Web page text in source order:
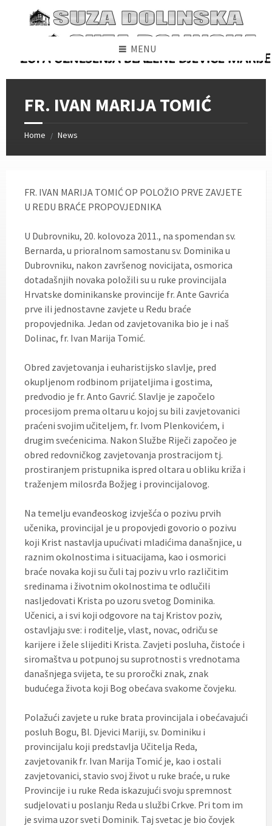
content
MENU
FR. IVAN MARIJA TOMIĆ
Home / News
FR. IVAN MARIJA TOMIĆ OP POLOŽIO PRVE ZAVJETE
U REDU BRAĆE PROPOVJEDNIKA
U Dubrovniku, 20. kolovoza 2011., na spomendan sv.
Bernarda, u prioralnom samostanu sv. Dominika u
Dubrovniku, nakon završenog novicijata, osmorica
dotadašnjih novaka položili su u ruke provincijala
Hrvatske dominikanske provincije fr. Ante Gavrića
prve ili jednostavne zavjete u Redu braće
propovjednika. Jedan od zavjetovanika bio je i naš
Dolinac, fr. Ivan Marija Tomić.
Obred zavjetovanja i euharistijsko slavlje, pred
okupljenom rodbinom prijateljima i gostima,
predvodio je fr. Anto Gavrić. Slavlje je započelo
procesijom prema oltaru u kojoj su bili zavjetovanici
praćeni svojim učiteljem, fr. Ivom Plenkovićem, i
drugim svećenicima. Nakon Službe Riječi započeo je
obred redovničkog zavjetovanja prostracijom tj.
prostiranjem pristupnika ispred oltara u obliku križa i
traženjem milosrđa Božjeg i provincijalovog.
Na temelju evanđeoskog izvješća o pozivu prvih
učenika, provincijal je u propovjedi govorio o pozivu
koji Krist nastavlja upućivati mladićima današnjice, u
raznim okolnostima i situacijama, kao i osmorici
braće novaka koji su čuli taj poziv u vrlo različitim
sredinama i životnim okolnostima te odlučili
nasljedovati Krista po uzoru svetog Dominika.
Učenici, a i svi koji odgovore na taj Kristov poziv,
ostavljaju sve: i roditelje, vlast, novac, odriču se
karijere i žele slijediti Krista. Zavjeti posluha, čistoće i
siromaštva u potpunoj su suprotnosti s vrednotama
današnjega svijeta, te su proročki znak, znak
budućega života koji Bog obećava svakome čovjeku.
Polažući zavjete u ruke brata provincijala i obećavajući
posluh Bogu, Bl. Djevici Mariji, sv. Dominiku i
provincijalu koji predstavlja Učitelja Reda,
zavjetovanik fr. Ivan Marija Tomić je, kao i ostali
zavjetovanici, stavio svoj život u ruke braće, u ruke
Provincije i u ruke Reda iskazujući svoju spremnost
sudjelovati u poslanju Reda u službi Crkve. Pri tom im
je svima uzor sveti Dominik. Taj svetac je bio čovjek